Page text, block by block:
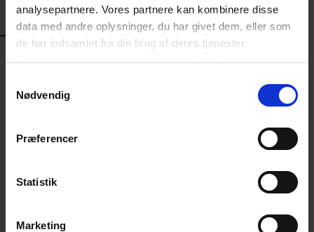
analysepartnere. Vores partnere kan kombinere disse
data med andre oplysninger, du har givet dem, eller som
de har indsamlet fra din brug af deres tjenester.
Du kan til enhver tid ændre eller trække dit samtykke
hjørne på websitet.
Nødvendig
Præferencer
Statistik
Marketing
PDF
Analyse
Rasmussen
2860 4465